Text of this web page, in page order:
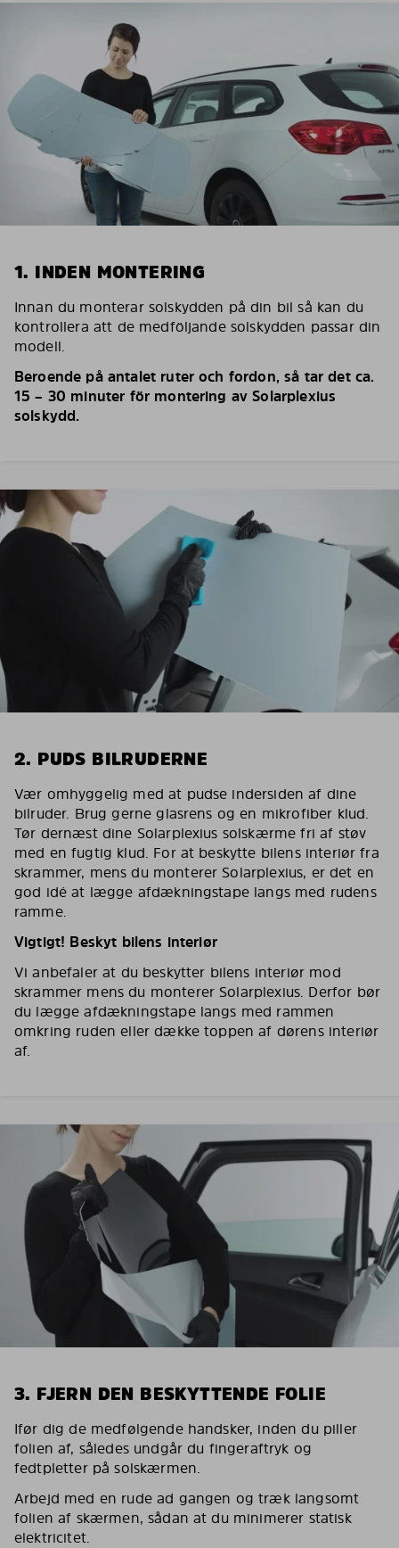
1. INDEN MONTERING
Innan du monterar solskydden på din bil så kan du
kontrollera att de medföljande solskydden passar din
modell.
Beroende på antalet ruter och fordon, så tar det ca.
15 – 30 minuter för montering av Solarplexius
solskydd.
2. PUDS BILRUDERNE
Vær omhyggelig med at pudse indersiden af dine
bilruder. Brug gerne glasrens og en mikrofiber klud.
Tør dernæst dine Solarplexius solskærme fri af støv
med en fugtig klud. For at beskytte bilens interiør fra
skrammer, mens du monterer Solarplexius, er det en
god idé at lægge afdækningstape langs med rudens
ramme.
Vigtigt! Beskyt bilens interiør
Vi anbefaler at du beskytter bilens interiør mod
skrammer mens du monterer Solarplexius. Derfor bør
du lægge afdækningstape langs med rammen
omkring ruden eller dække toppen af dørens interiør
af.
3. FJERN DEN BESKYTTENDE FOLIE
Ifør dig de medfølgende handsker, inden du piller
folien af, således undgår du fingeraftryk og
fedtpletter på solskærmen.
Arbejd med en rude ad gangen og træk langsomt
folien af skærmen, sådan at du minimerer statisk
elektricitet.